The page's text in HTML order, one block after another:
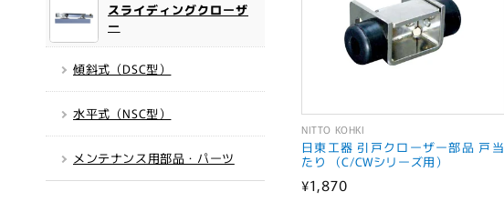
スライディングクローザ
ー
傾斜式（DSC型）
水平式（NSC型）
メンテナンス用部品・パーツ
販
売
元:
NITTO KOHKI
日東工器 引戸クローザー部品 戸当
たり （C/CWシリーズ用）
通
¥1,870